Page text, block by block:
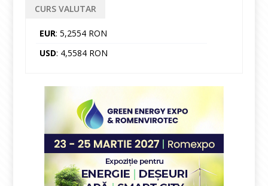
CURS VALUTAR
EUR: 5,2554 RON
USD: 4,5584 RON